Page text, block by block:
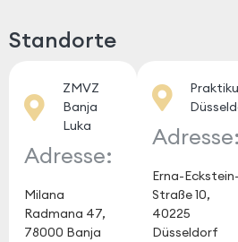
Standorte
ZMVZ
Banja
Luka
Adresse:
Milana
Radmana 47,
78000 Banja
Adresse:
Erna-Eckstein-
Straße 10,
40225
Düsseldorf